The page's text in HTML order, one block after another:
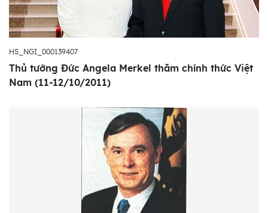
HS_NGI_000139407
Thủ tướng Đức Angela Merkel thăm chính thức Việt
Nam (11-12/10/2011)